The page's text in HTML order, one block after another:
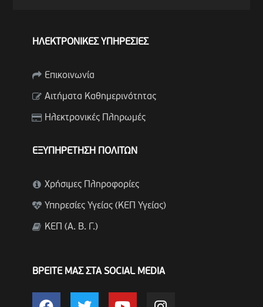
ΗΛΕΚΤΡΟΝΙΚΕΣ ΥΠΗΡΕΣΙΕΣ
Επικοινωνία
Αιτήματα Καθημερινότητας
Ηλεκτρονικές Πληρωμές
ΕΞΥΠΗΡΕΤΗΣΗ ΠΟΛΙΤΩΝ
Χρήσιμες Πληροφορίες
Υπηρεσίες Υγείας (ΚΕΠ Υγείας)
ΚΕΠ (Α. Β. Γ.)
ΒΡΕΙΤΕ ΜΑΣ ΣΤΑ SOCIAL MEDIA